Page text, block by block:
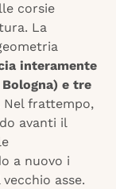
corsie
La
interamente
e tre
Nel frattempo,
avanti il
a nuovo i
asse.